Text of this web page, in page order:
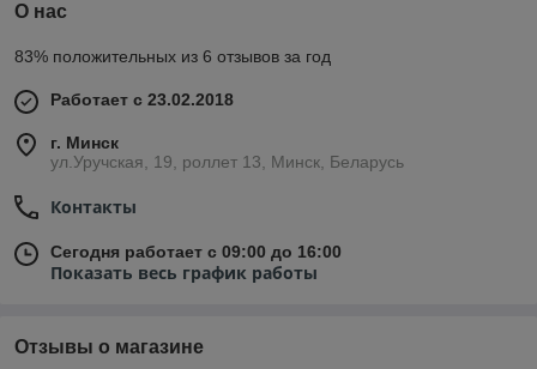
О нас
83% положительных из 6 отзывов за год
Работает с 23.02.2018
г. Минск
ул.Уручская, 19, роллет 13, Минск, Беларусь
Контакты
Сегодня работает с 09:00 до 16:00
Показать весь график работы
Отзывы о магазине